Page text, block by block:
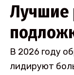
Лучшие
В 2026 году
лидируют